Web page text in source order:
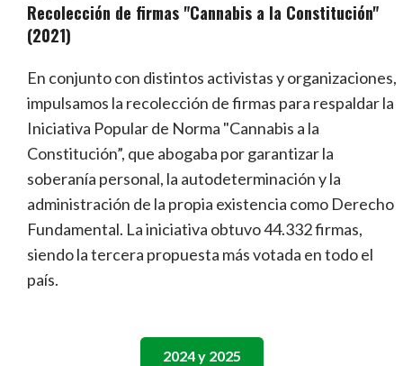
Recolección de firmas "Cannabis a la Constitución"
(2021)
En conjunto con distintos activistas y organizaciones,
impulsamos la recolección de firmas para respaldar la
Iniciativa Popular de Norma "Cannabis a la
Constitución”, que abogaba por garantizar la
soberanía personal, la autodeterminación y la
administración de la propia existencia como Derecho
Fundamental. La iniciativa obtuvo 44.332 firmas,
siendo la tercera propuesta más votada en todo el
país.
2024 y 2025